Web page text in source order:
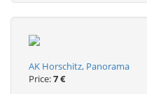
AK Horschitz, Panorama
Price:7 €